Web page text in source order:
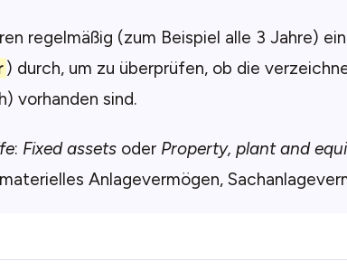
regelmäßig (zum Beispiel alle 3 Jahre)
) durch, um zu überprüfen, ob die
vorhanden sind.
: Fixed assets oder Property, plant and
Anlagevermögen,